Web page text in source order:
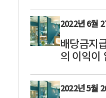
2022년 6월
배당금지
의 이익이
2022년 5월